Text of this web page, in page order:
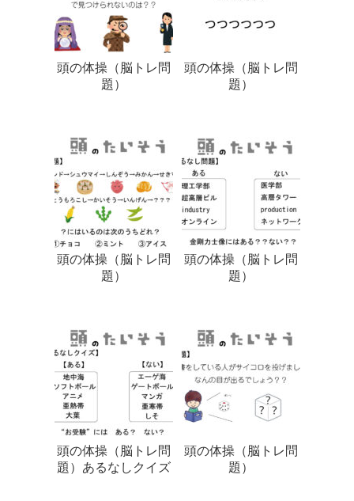
頭の体操（脳トレ問
題）
頭の体操（脳トレ問
題）
頭の体操（脳トレ問
題）
頭の体操（脳トレ問
題）
頭の体操（脳トレ問
題）あるなしクイズ
頭の体操（脳トレ問
題）